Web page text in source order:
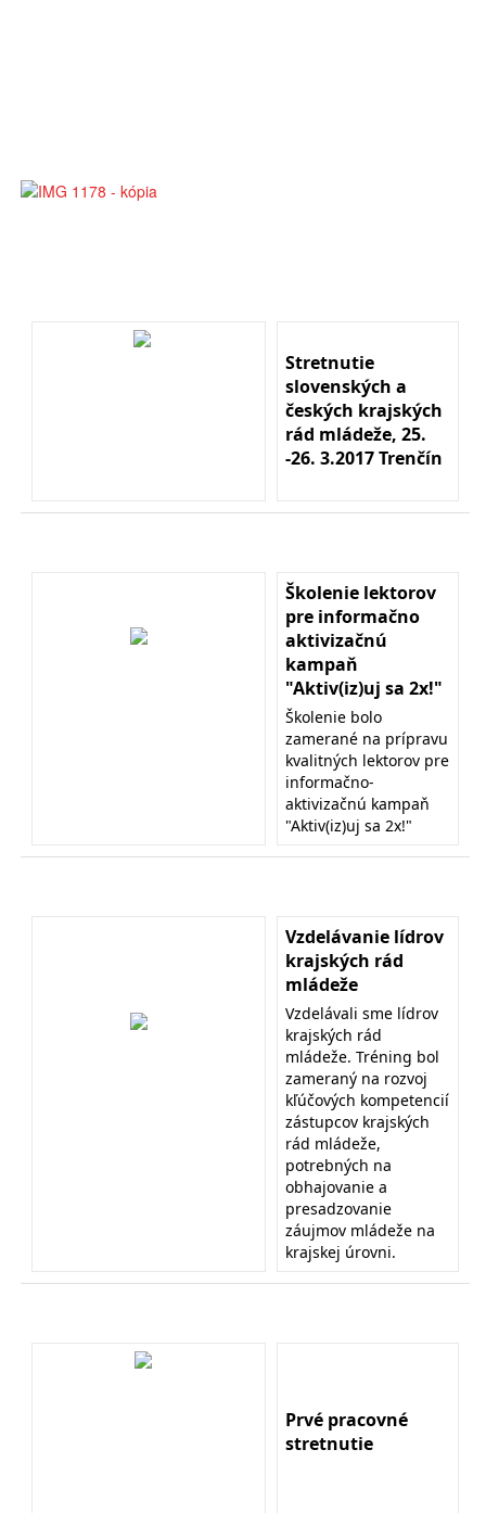
Stretnutie
slovenských a
českých krajských
rád mládeže, 25.
-26. 3.2017 Trenčín
Školenie lektorov
pre informačno
aktivizačnú
kampaň
"Aktiv(iz)uj sa 2x!"
Školenie bolo
zamerané na prípravu
kvalitných lektorov pre
informačno-
aktivizačnú kampaň
"Aktiv(iz)uj sa 2x!"
Vzdelávanie lídrov
krajských rád
mládeže
Vzdelávali sme lídrov
krajských rád
mládeže. Tréning bol
zameraný na rozvoj
kľúčových kompetencií
zástupcov krajských
rád mládeže,
potrebných na
obhajovanie a
presadzovanie
záujmov mládeže na
krajskej úrovni.
Prvé pracovné
stretnutie